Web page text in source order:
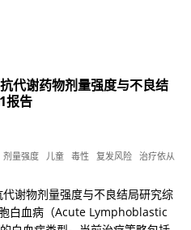
代谢药物剂量强度与不良结
报告
剂量强度 儿童 毒性 复发风险 治疗依从
谢物剂量强度与不良结局研究综
白血病（Acute Lymphoblastic